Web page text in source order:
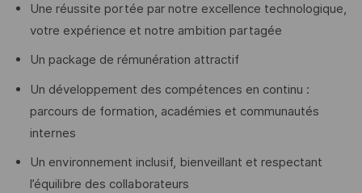
Une réussite portée par notre excellence technologique,
votre expérience et notre ambition partagée
Un package de rémunération attractif
Un développement des compétences en continu :
parcours de formation, académies et communautés
internes
Un environnement inclusif, bienveillant et respectant
l’équilibre des collaborateurs